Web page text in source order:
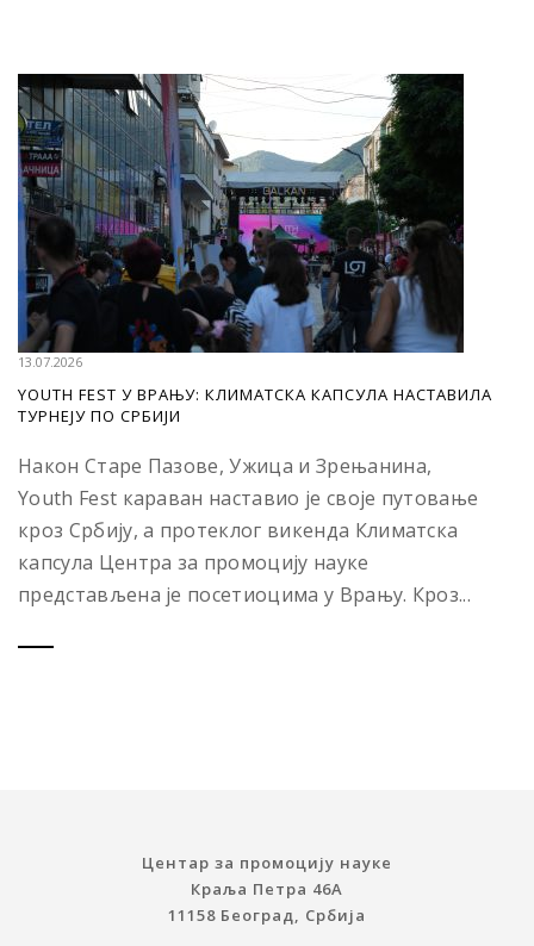
13.07.2026
YOUTH FEST У ВРАЊУ: КЛИМАТСКА КАПСУЛА НАСТАВИЛА
ТУРНЕЈУ ПО СРБИЈИ
Након Старе Пазове, Ужица и Зрењанина,
Youth Fest караван наставио је своје путовање
кроз Србију, а протеклог викенда Климатска
капсула Центра за промоцију науке
представљена је посетиоцима у Врању. Кроз...
Центар за промоцију науке
Краља Петра 46A
11158 Београд, Србија